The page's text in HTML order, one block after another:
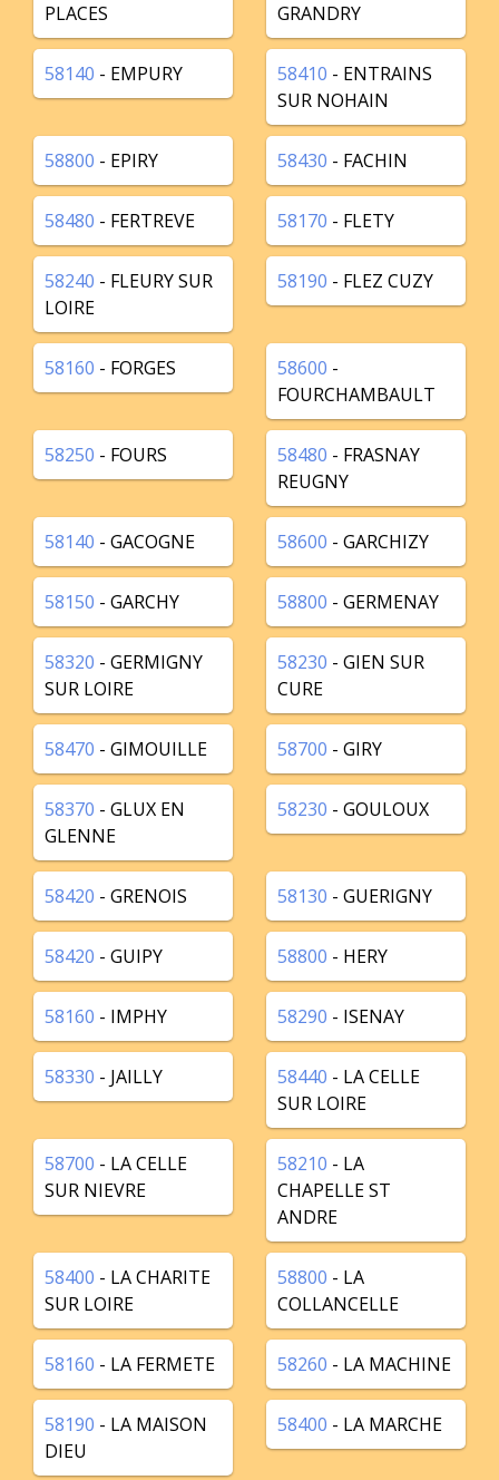
PLACES
GRANDRY
58140 - EMPURY 58410 - ENTRAINS
SUR NOHAIN
58800 - EPIRY 58430 - FACHIN
58480 - FERTREVE 58170 - FLETY
58240 - FLEURY SUR
LOIRE
58190 - FLEZ CUZY
58160 - FORGES 58600 -
FOURCHAMBAULT
58250 - FOURS 58480 - FRASNAY
REUGNY
58140 - GACOGNE 58600 - GARCHIZY
58150 - GARCHY 58800 - GERMENAY
58320 - GERMIGNY
SUR LOIRE
58230 - GIEN SUR
CURE
58470 - GIMOUILLE 58700 - GIRY
58370 - GLUX EN
GLENNE
58230 - GOULOUX
58420 - GRENOIS 58130 - GUERIGNY
58420 - GUIPY 58800 - HERY
58160 - IMPHY 58290 - ISENAY
58330 - JAILLY 58440 - LA CELLE
SUR LOIRE
58700 - LA CELLE
SUR NIEVRE
58210 - LA
CHAPELLE ST
ANDRE
58400 - LA CHARITE
SUR LOIRE
58800 - LA
COLLANCELLE
58160 - LA FERMETE 58260 - LA MACHINE
58190 - LA MAISON
DIEU
58400 - LA MARCHE